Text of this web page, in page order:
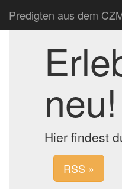
Predigten aus dem
neu!
Hier findest
RSS »